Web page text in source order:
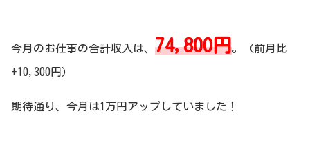
今月のお仕事の合計収入は、 74,800円。（前月比
+10,300円）
期待通り、今月は1万円アップしていました！